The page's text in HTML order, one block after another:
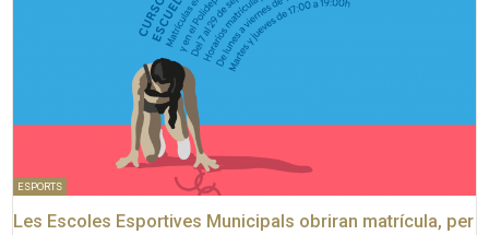
ESPORTS
Les Escoles Esportives Municipals obriran matrícula, per